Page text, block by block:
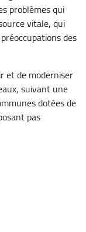
problèmes qui
vitale, qui
des
et de moderniser
suivant une
dotées de
pas